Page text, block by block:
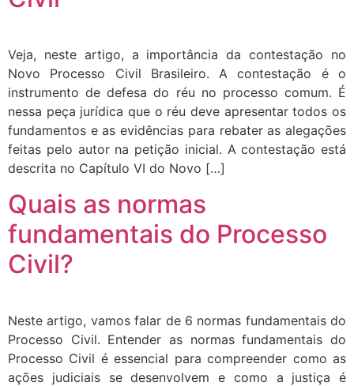
Veja, neste artigo, a importância da contestação no
Novo Processo Civil Brasileiro. A contestação é o
instrumento de defesa do réu no processo comum. É
nessa peça jurídica que o réu deve apresentar todos os
fundamentos e as evidências para rebater as alegações
feitas pelo autor na petição inicial. A contestação está
descrita no Capítulo VI do Novo […]
Quais as normas
fundamentais do Processo
Civil?
Neste artigo, vamos falar de 6 normas fundamentais do
Processo Civil. Entender as normas fundamentais do
Processo Civil é essencial para compreender como as
ações judiciais se desenvolvem e como a justiça é